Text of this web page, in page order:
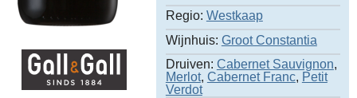
Regio: Westkaap
Wijnhuis: Groot Constantia
Druiven: Cabernet Sauvignon,
Merlot, Cabernet Franc, Petit
Verdot